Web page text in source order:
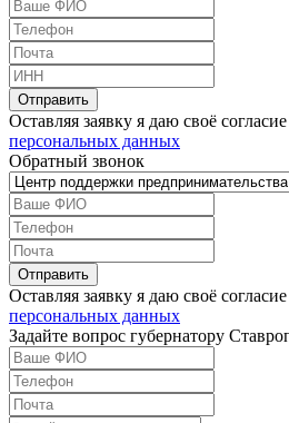
Оставляя заявку я даю своё
персональных данных
Обратный звонок
Оставляя заявку я даю своё
персональных данных
Задайте вопрос губернатору